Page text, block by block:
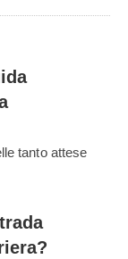
tanto attese